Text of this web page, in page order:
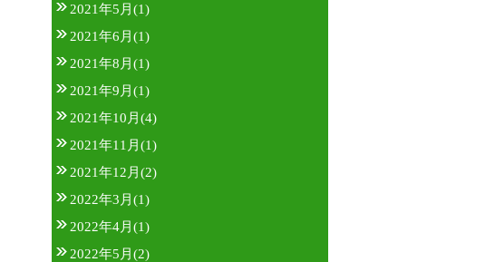
2021年5月(1)
2021年6月(1)
2021年8月(1)
2021年9月(1)
2021年10月(4)
2021年11月(1)
2021年12月(2)
2022年3月(1)
2022年4月(1)
2022年5月(2)